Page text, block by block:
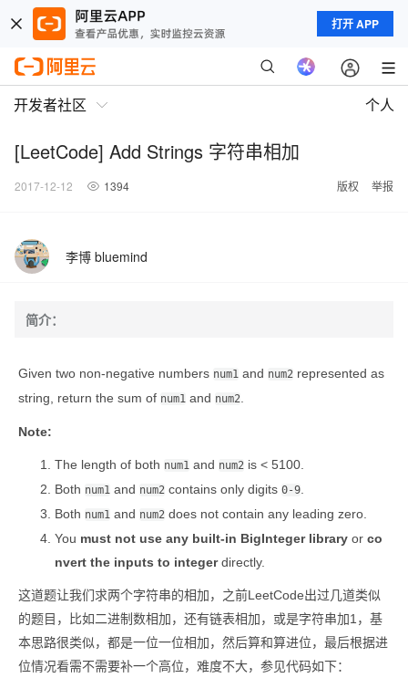
打开 APP
开发者社区 个人
[LeetCode] Add Strings 字符串相加
2017-12-12 1394 版权 举报
李博 bluemind
简介：
Given two non-negative numbers num1 and num2 represented as
string, return the sum of num1 and num2
Note:
The length of both num1 and num2 is < 5100.
Both num1 and num2 contains only digits 0-9
Both num1 and num2 does not contain any leading zero.
You must not use any built-in BigInteger library or co
nvert the inputs to integerdirectly.
这道题让我们求两个字符串的相加，之前LeetCode出过几道类似
的题目，比如二进制数相加，还有链表相加，或是字符串加1，基
本思路很类似，都是一位一位相加，然后算和算进位，最后根据进
位情况看需不需要补一个高位，难度不大，参见代码如下：